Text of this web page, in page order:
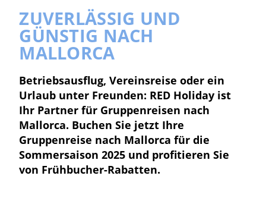
ZUVERLÄSSIG UND
GÜNSTIG NACH
MALLORCA
Betriebsausflug, Vereinsreise oder ein
Urlaub unter Freunden: RED Holiday ist
Ihr Partner für Gruppenreisen nach
Mallorca. Buchen Sie jetzt Ihre
Gruppenreise nach Mallorca für die
Sommersaison 2025 und profitieren Sie
von Frühbucher-Rabatten.